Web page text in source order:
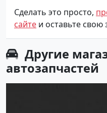
Сделать это просто,
сайте и оставьте свою
Другие
автозапчастей